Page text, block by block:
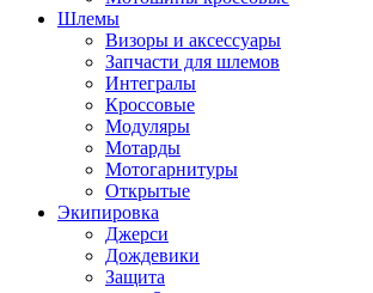
Шлемы
Визоры и аксессуары
Запчасти для шлемов
Интегралы
Кроссовые
Модуляры
Мотарды
Мотогарнитуры
Открытые
Экипировка
Джерси
Дождевики
Защита